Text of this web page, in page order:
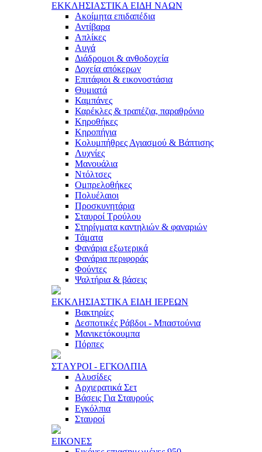
ΕΚΚΛΗΣΙAΣΤΙΚA ΕΙΔΗ ΝAΩΝ
Ακοίμητα επιδαπέδια
Αντίβαρα
Απλίκες
Αυγά
Διάδρομοι & ανθοδοχεία
Δοχεία απόκερων
Επιτάφιοι & εικονοστάσια
Θυμιατά
Καμπάνες
Καρέκλες & τραπέζια, παραθρόνιο
Κηροθήκες
Κηροπήγια
Κολυμπήθρες Αγιασμού & Βάπτισης
Λυχνίες
Μανουάλια
Ντόλτσες
Ομπρελοθήκες
Πολυέλαιοι
Προσκυνητάρια
Σταυροί Τρούλου
Στηρίγματα καντηλιών & φαναριών
Τάματα
Φανάρια εξωτερικά
Φανάρια περιφοράς
Φούντες
Ψαλτήρια & βάσεις
ΕΚΚΛΗΣΙAΣΤΙΚA ΕΙΔΗ ΙΕΡΕΩΝ
Βακτηρίες
Δεσποτικές Ράβδοι - Μπαστούνια
Μανικετόκουμπα
Πόρπες
ΣΤAΥΡΟΙ - ΕΓΚΟΛΠΙA
Αλυσίδες
Αρχιερατικά Σετ
Βάσεις Για Σταυρούς
Εγκόλπια
Σταυροί
ΕΙΚΟΝΕΣ